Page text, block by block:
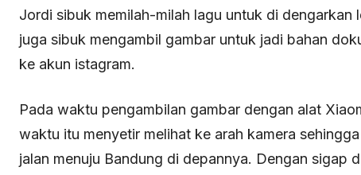
Jordi sibuk memilah-milah lagu untuk di
juga sibuk mengambil gambar untuk jadi bahan
ke akun istagram.
Pada waktu pengambilan gambar dengan alat
waktu itu menyetir melihat ke arah kamera
jalan menuju Bandung di depannya. Dengan sigap